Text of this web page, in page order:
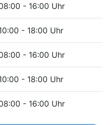
- 16:00 Uhr
- 18:00 Uhr
- 16:00 Uhr
- 18:00 Uhr
- 16:00 Uhr